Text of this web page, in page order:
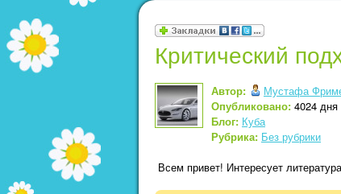
Критический
Автор:
Мустафа
Опубликовано: 4024 дня
Блог: Куба
Рубрика: Без рубрики
Всем привет! Интересует